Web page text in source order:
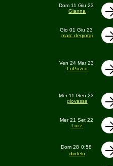
Dom 11 Giu 23
Gianna
Gio 01 Giu 23
marc.degiorgi
Ven 24 Mar 23
LoPozco
Mer 11 Gen 23
giovasse
Mer 21 Set 22
Lucz
Dom 28 0:58
dinfelu